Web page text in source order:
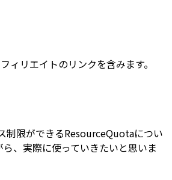
ィリエイトのリンクを含みます。
制限ができるResourceQuotaについ
、実際に使っていきたいと思いま